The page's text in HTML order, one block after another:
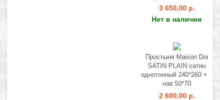
3 650,00 р.
Нет в наличии
Простыня Maison Dor
SATIN PLAIN сатин
однотонный 240*260 + 2
нав 50*70
2 600,00 р.